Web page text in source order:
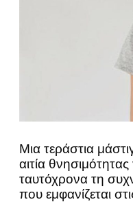
Μια τεράστια
αιτία
ταυτόχρονα τη
που εμφανίζεται